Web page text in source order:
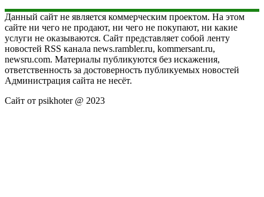
Данный сайт не является коммерческим проектом. На этом
сайте ни чего не продают, ни чего не покупают, ни какие
услуги не оказываются. Сайт представляет собой ленту
новостей RSS канала news.rambler.ru, kommersant.ru,
newsru.com. Материалы публикуются без искажения,
ответственность за достоверность публикуемых новостей
Администрация сайта не несёт.
Сайт от psikhoter @ 2023